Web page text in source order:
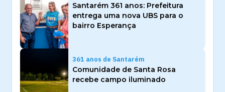
Santarém 361 anos: Prefeitura
entrega uma nova UBS para o
bairro Esperança
361 anos de Santarém
Comunidade de Santa Rosa
recebe campo iluminado